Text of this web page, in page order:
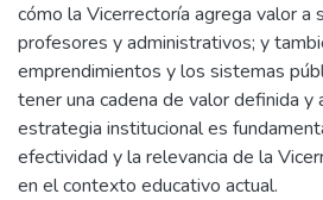
cómo la Vicerrectoría agrega valor a
profesores y administrativos; y
emprendimientos y los sistemas
tener una cadena de valor definida y
estrategia institucional es
efectividad y la relevancia de la
en el contexto educativo actual.